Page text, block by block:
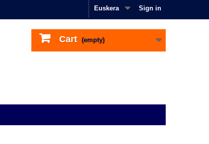
Sign in
Euskera
Cart (empty)